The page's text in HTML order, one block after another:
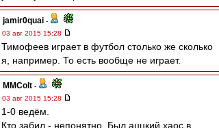
jamir0quai -
03 авг 2015 15:28
Тимофеев играет в футбол столько же сколько
я, например. То есть вообще не играет.
MMColt -
03 авг 2015 15:28
1-0 ведём.
Кто забил - непонятно. Был аццкий хаос в